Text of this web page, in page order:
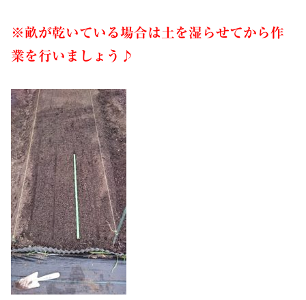
※畝が乾いている場合は土を湿らせてから作
業を行いましょう♪